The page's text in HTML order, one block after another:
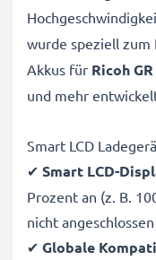
wurde speziell zum
Akkus für Ricoh
und mehr
Smart LCD
✔ Smart LCD-
Prozent an (z. B.
nicht
✔ Globale